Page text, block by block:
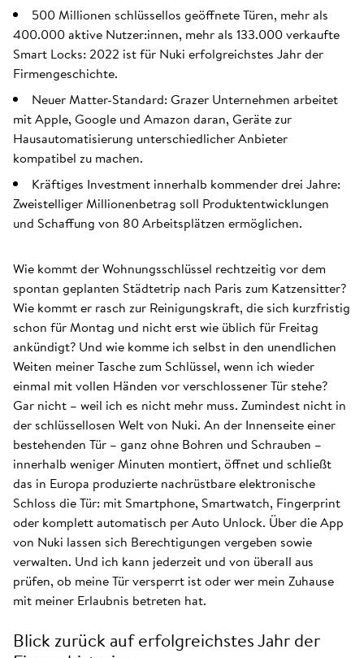
500 Millionen schlüssellos geöffnete Türen, mehr als
400.000 aktive Nutzer:innen, mehr als 133.000 verkaufte
Smart Locks: 2022 ist für Nuki erfolgreichstes Jahr der
Firmengeschichte.
Neuer Matter-Standard: Grazer Unternehmen arbeitet
mit Apple, Google und Amazon daran, Geräte zur
Hausautomatisierung unterschiedlicher Anbieter
kompatibel zu machen.
Kräftiges Investment innerhalb kommender drei Jahre:
Zweistelliger Millionenbetrag soll Produktentwicklungen
und Schaffung von 80 Arbeitsplätzen ermöglichen.
Wie kommt der Wohnungsschlüssel rechtzeitig vor dem
spontan geplanten Städtetrip nach Paris zum Katzensitter?
Wie kommt er rasch zur Reinigungskraft, die sich kurzfristig
schon für Montag und nicht erst wie üblich für Freitag
ankündigt? Und wie komme ich selbst in den unendlichen
Weiten meiner Tasche zum Schlüssel, wenn ich wieder
einmal mit vollen Händen vor verschlossener Tür stehe?
Gar nicht – weil ich es nicht mehr muss. Zumindest nicht in
der schlüssellosen Welt von Nuki. An der Innenseite einer
bestehenden Tür – ganz ohne Bohren und Schrauben –
innerhalb weniger Minuten montiert, öffnet und schließt
das in Europa produzierte nachrüstbare elektronische
Schloss die Tür: mit Smartphone, Smartwatch, Fingerprint
oder komplett automatisch per Auto Unlock. Über die App
von Nuki lassen sich Berechtigungen vergeben sowie
verwalten. Und ich kann jederzeit und von überall aus
prüfen, ob meine Tür versperrt ist oder wer mein Zuhause
mit meiner Erlaubnis betreten hat.
Blick zurück auf erfolgreichstes Jahr der